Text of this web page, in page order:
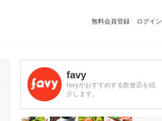
無料会員登録 ログイン
favy
favyがおすすめする飲食店を紹
介します。